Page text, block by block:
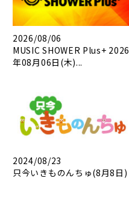
2026/08/06
MUSIC SHOWER Plus+ 2026
年08月06日(木)...
2024/08/23
只今いきものんちゅ(8月8日)